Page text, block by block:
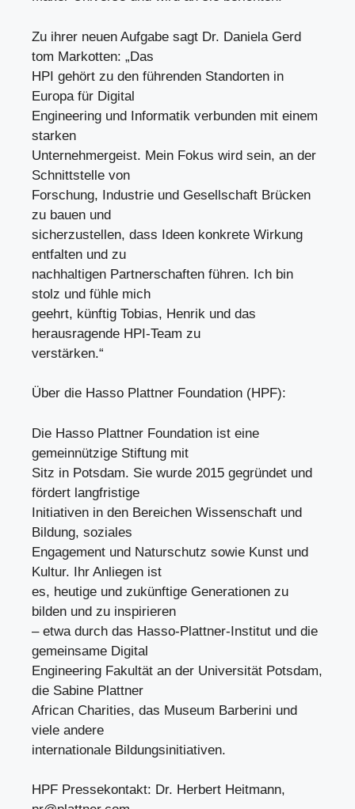
Zu ihrer neuen Aufgabe sagt Dr. Daniela Gerd
tom Markotten: „Das
HPI gehört zu den führenden Standorten in
Europa für Digital
Engineering und Informatik verbunden mit einem
starken
Unternehmergeist. Mein Fokus wird sein, an der
Schnittstelle von
Forschung, Industrie und Gesellschaft Brücken
zu bauen und
sicherzustellen, dass Ideen konkrete Wirkung
entfalten und zu
nachhaltigen Partnerschaften führen. Ich bin
stolz und fühle mich
geehrt, künftig Tobias, Henrik und das
herausragende HPI-Team zu
verstärken.“
Über die Hasso Plattner Foundation (HPF):
Die Hasso Plattner Foundation ist eine
gemeinnützige Stiftung mit
Sitz in Potsdam. Sie wurde 2015 gegründet und
fördert langfristige
Initiativen in den Bereichen Wissenschaft und
Bildung, soziales
Engagement und Naturschutz sowie Kunst und
Kultur. Ihr Anliegen ist
es, heutige und zukünftige Generationen zu
bilden und zu inspirieren
– etwa durch das Hasso-Plattner-Institut und die
gemeinsame Digital
Engineering Fakultät an der Universität Potsdam,
die Sabine Plattner
African Charities, das Museum Barberini und
viele andere
internationale Bildungsinitiativen.
HPF Pressekontakt: Dr. Herbert Heitmann,